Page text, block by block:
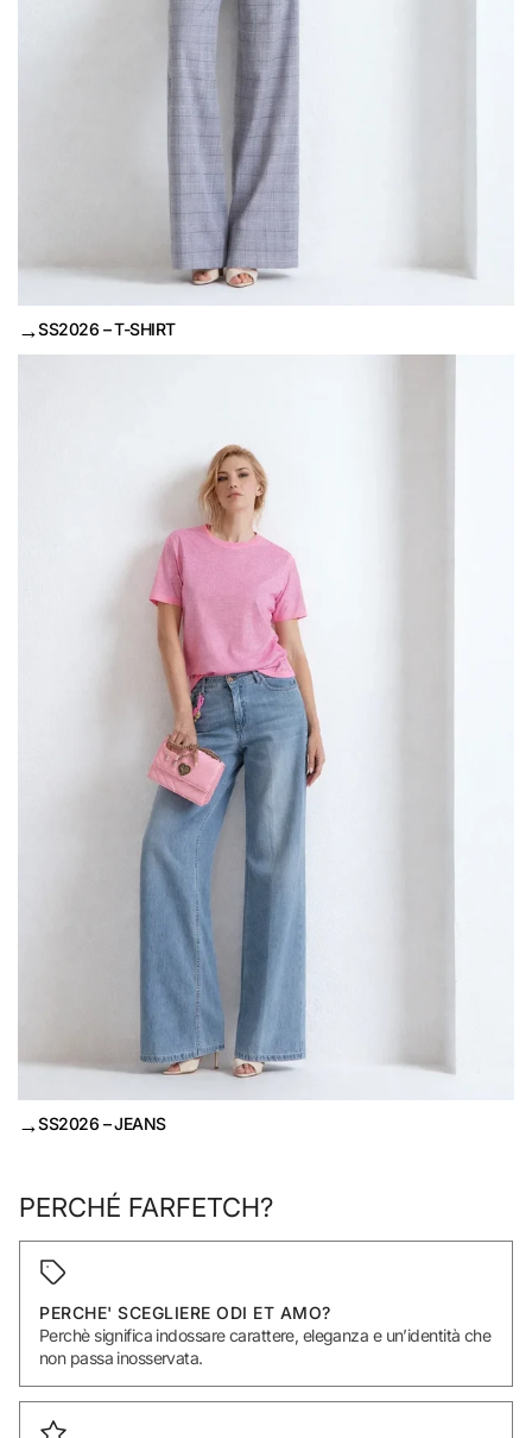
→SS2026 – T-SHIRT
→SS2026 – JEANS
PERCHÉ FARFETCH?
PERCHE' SCEGLIERE ODI ET AMO?
Perchè significa indossare carattere, eleganza e un’identità che
non passa inosservata.